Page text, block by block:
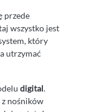
przede
wszystko jest
który
utrzymać
digital.
nośników